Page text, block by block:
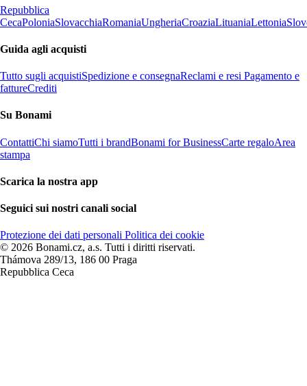
Repubblica
CecaPoloniaSlovacchiaRomaniaUngheriaCroaziaLituaniaLettonia
Guida agli acquisti
Tutto sugli acquistiSpedizione e consegnaReclami e resi Pagamento e
fattureCrediti
Su Bonami
ContattiChi siamoTutti i brandBonami for BusinessCarte regaloArea
stampa
Scarica la nostra app
Seguici sui nostri canali social
Protezione dei dati personali Politica dei cookie
© 2026 Bonami.cz, a.s. Tutti i diritti riservati.
Thámova 289/13, 186 00 Praga
Repubblica Ceca